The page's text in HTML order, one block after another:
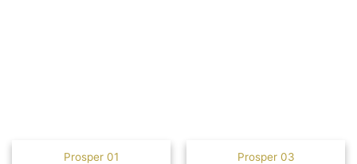
Prosper 01 Prosper 03